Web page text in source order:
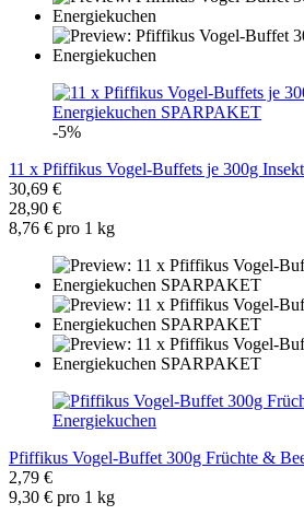
-5%
11 x Pfiffikus Vogel-Buffets je 300g
30,69 €
28,90 €
8,76 € pro 1 kg
Pfiffikus Vogel-Buffet 300g Früchte &
2,79 €
9,30 € pro 1 kg